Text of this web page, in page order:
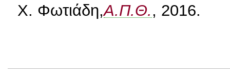
Χ. Φωτιάδη,Α.Π.Θ., 2016.